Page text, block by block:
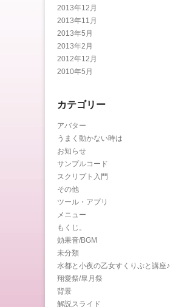
2013年12月
2013年11月
2013年5月
2013年2月
2012年12月
2010年5月
カテゴリー
アバター
うまく動かない時は
お知らせ
サンプルコード
スクリプト入門
その他
ツール・アプリ
メニュー
もくじ。
効果音/BGM
未分類
水都と小夜の乙女すくりぷと講座♪
翔愛祭/皐月祭
背景
解説スライド